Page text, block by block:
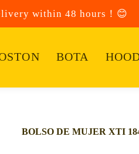
BOTA
within 48 hours！😊
BOLSO DE MUJER XTI